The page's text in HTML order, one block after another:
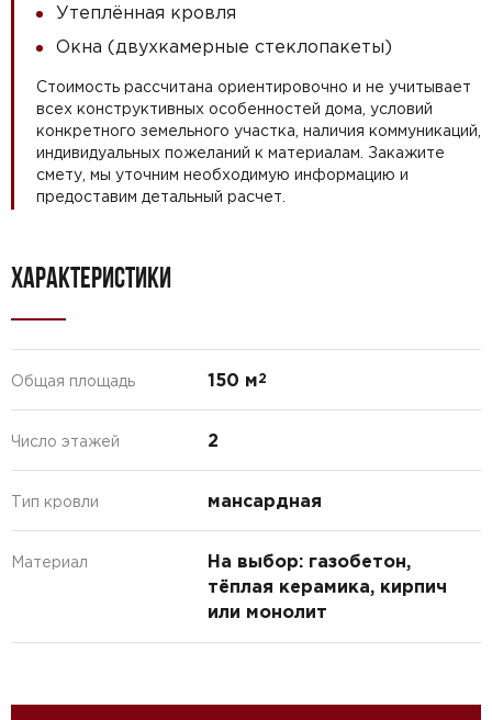
Утеплённая кровля
Окна (двухкамерные стеклопакеты)
Стоимость рассчитана ориентировочно и не учитывает
всех конструктивных особенностей дома, условий
конкретного земельного участка, наличия коммуникаций,
индивидуальных пожеланий к материалам. Закажите
смету, мы уточним необходимую информацию и
предоставим детальный расчет.
ХАРАКТЕРИСТИКИ
Общая площадь 150 м2
Число этажей 2
Тип кровли мансардная
Материал
На выбор: газобетон,
тёплая керамика, кирпич
или монолит